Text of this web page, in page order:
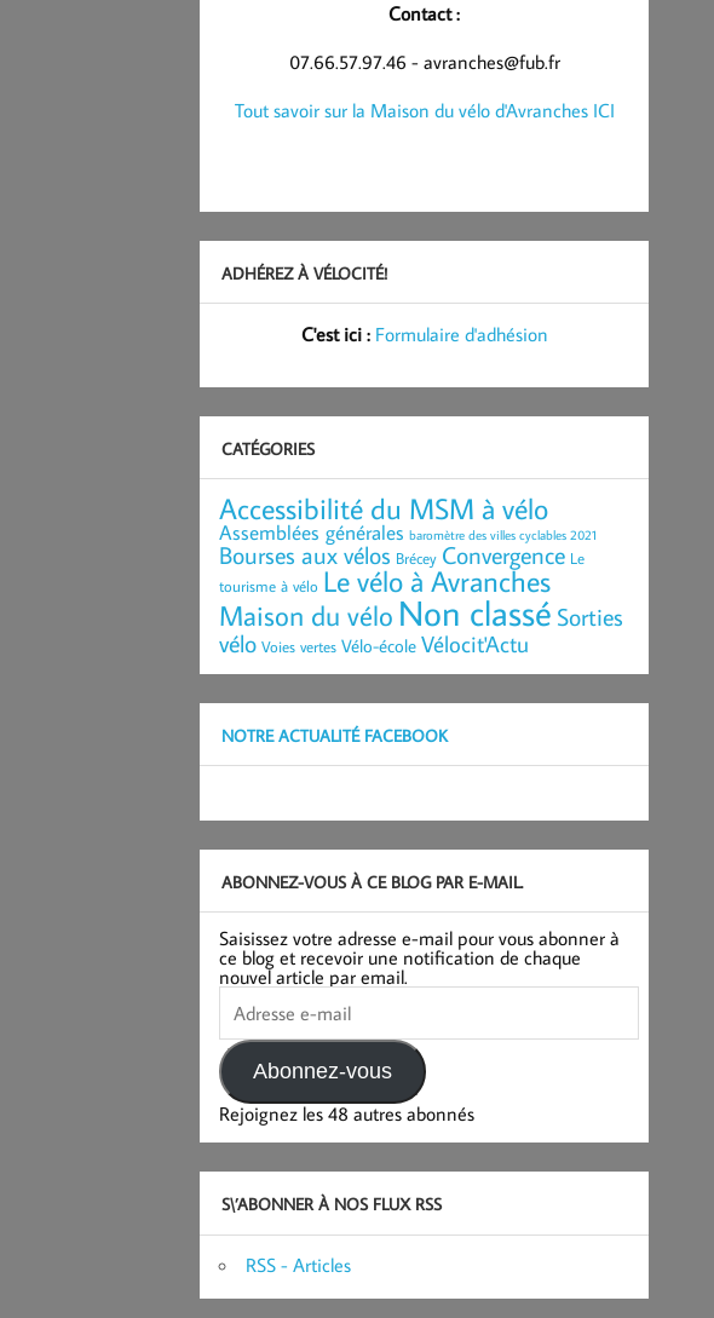
Contact :
07.66.57.97.46 - avranches@fub.fr
Tout savoir sur la Maison du vélo d'Avranches ICI
ADHÉREZ À VÉLOCITÉ!
C'est ici : Formulaire d'adhésion
CATÉGORIES
Accessibilité du MSM à vélo
Assemblées générales baromètre des villes cyclables 2021
Bourses aux vélos Brécey Convergence Le
tourisme à vélo Le vélo à Avranches
Maison du vélo Non classé Sorties
vélo Voies vertes Vélo-école Vélocit'Actu
NOTRE ACTUALITÉ FACEBOOK
ABONNEZ-VOUS À CE BLOG PAR E-MAIL.
Saisissez votre adresse e-mail pour vous abonner à
ce blog et recevoir une notification de chaque
nouvel article par email.
Adresse
e-
mail
Abonnez-vous
Rejoignez les 48 autres abonnés
S\’ABONNER À NOS FLUX RSS
RSS - Articles